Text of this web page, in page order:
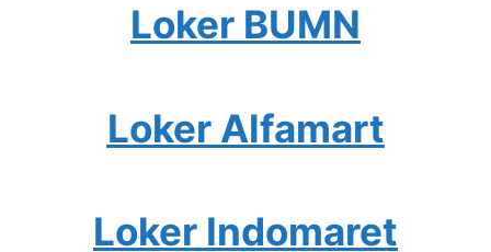
Loker BUMN
Loker Alfamart
Loker Indomaret